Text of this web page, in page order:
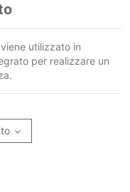
utilizzato in
per realizzare un